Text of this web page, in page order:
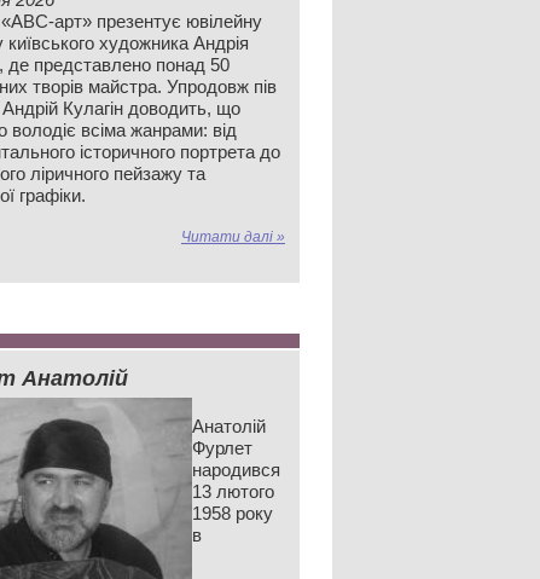
арт» презентує ювілейну
київського художника Андрія
де представлено понад 50
творів майстра. Упродовж пів
Андрій Кулагін доводить, що
володіє всіма жанрами: від
історичного портрета до
ліричного пейзажу та
графіки.
Читати далі »
Анатолій
Анатолій
Фурлет
народився
13 лютого
1958 року
в